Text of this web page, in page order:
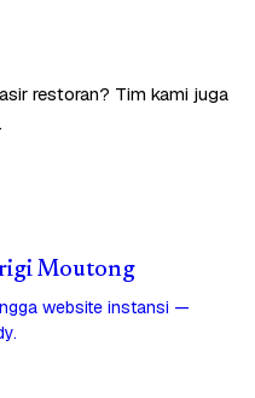
restoran? Tim kami juga
Moutong
website instansi —